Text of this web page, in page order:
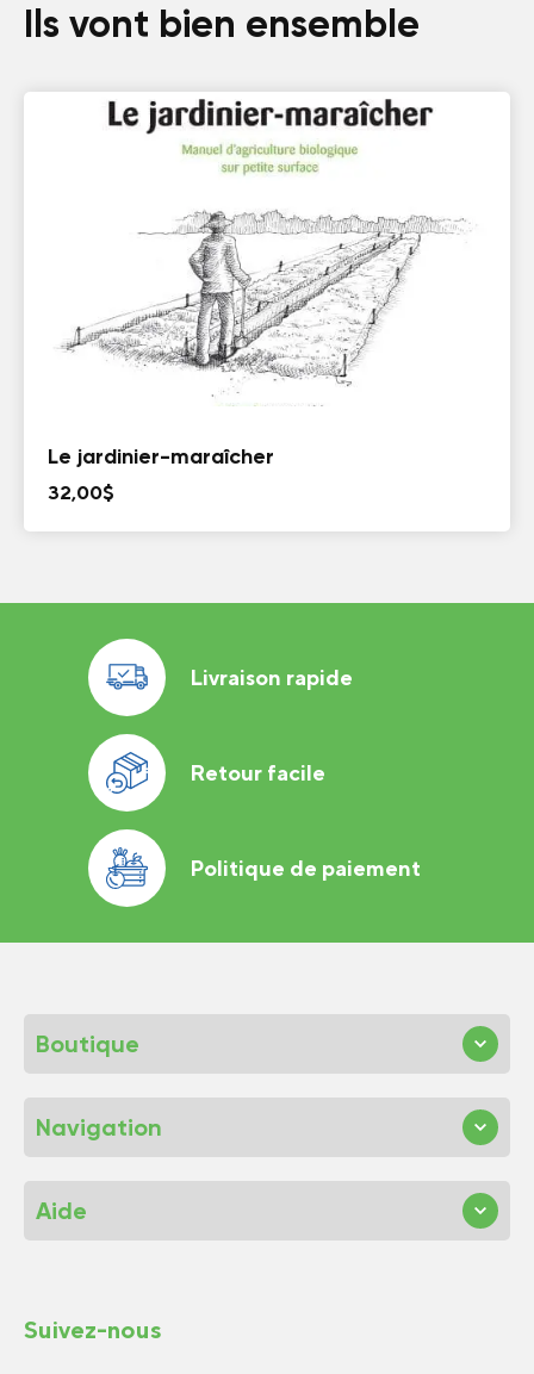
Ils vont bien ensemble
Le jardinier-maraîcher
32,00$
Livraison rapide
Retour facile
Politique de paiement
Boutique
Navigation
Aide
Suivez-nous